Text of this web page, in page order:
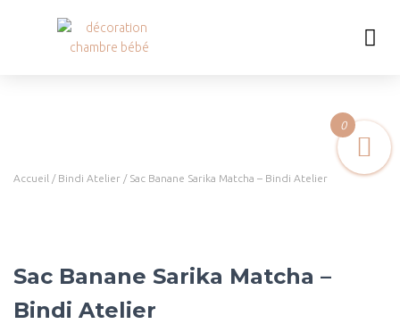
Accueil / Bindi Atelier / Sac Banane Sarika Matcha – Bindi Atelier
Sac Banane Sarika Matcha –
Bindi Atelier
0